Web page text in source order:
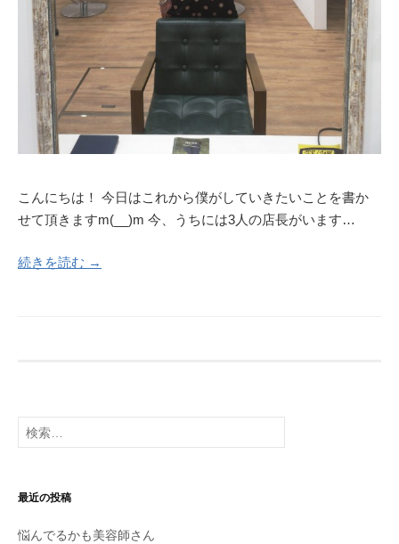
こんにちは！ 今日はこれから僕がしていきたいことを書か
せて頂きますm(__)m 今、うちには3人の店長がいます…
続きを読む →
検
索
最近の投稿
悩んでるかも美容師さん